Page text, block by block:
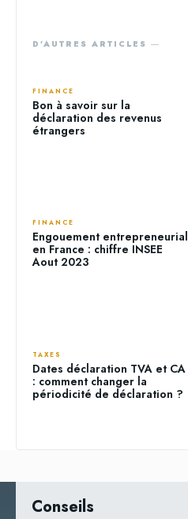
D'AUTRES ARTICLES ―
FINANCE
Bon à savoir sur la
déclaration des revenus
étrangers
FINANCE
Engouement entrepreneurial
en France : chiffre INSEE
Aout 2023
TAXES
Dates déclaration TVA et CA
: comment changer la
périodicité de déclaration ?
Conseils